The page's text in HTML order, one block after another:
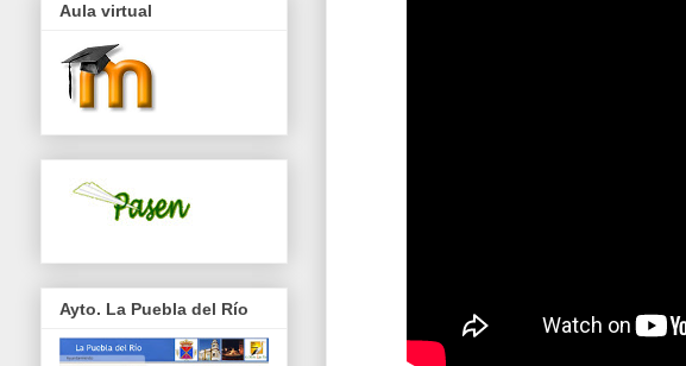
Aula virtual
Ayto. La Puebla del Río